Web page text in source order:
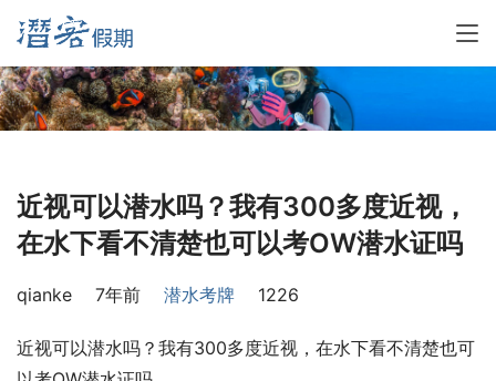
近视可以潜水吗？我有300多度近视，
在水下看不清楚也可以考OW潜水证吗
qianke 7年前 潜水考牌 1226
近视可以潜水吗？我有300多度近视，在水下看不清楚也可